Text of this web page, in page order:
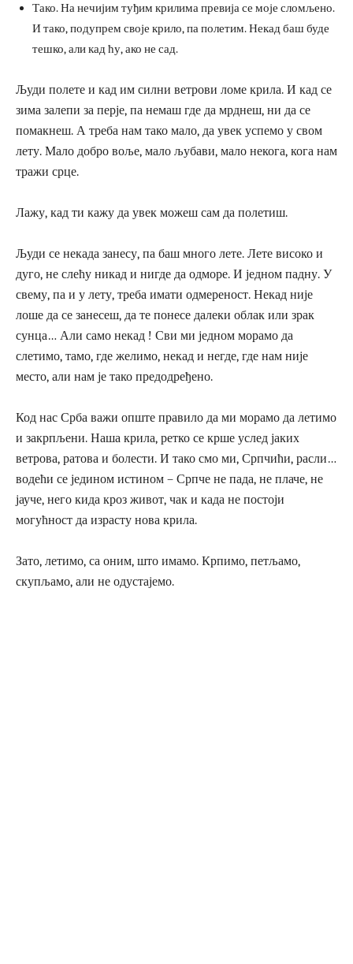
Тако. На нечијим туђим крилима превија се моје сломљено.
И тако, подупрем своје крило, па полетим. Некад баш буде
тешко, али кад ћу, ако не сад.
Људи полете и кад им силни ветрови ломе крила. И кад се
зима залепи за перје, па немаш где да мрднеш, ни да се
помакнеш. А треба нам тако мало, да увек успемо у свом
лету. Мало добро воље, мало љубави, мало некога, кога нам
тражи срце.
Лажу, кад ти кажу да увек можеш сам да полетиш.
Људи се некада занесу, па баш много лете. Лете високо и
дуго, не слећу никад и нигде да одморе. И једном падну. У
свему, па и у лету, треба имати одмереност. Некад није
лоше да се занесеш, да те понесе далеки облак или зрак
сунца… Али само некад ! Сви ми једном морамо да
слетимо, тамо, где желимо, некад и негде, где нам није
место, али нам је тако предодређено.
Код нас Срба важи опште правило да ми морамо да летимо
и закрпљени. Наша крила, ретко се крше услед јаких
ветрова, ратова и болести. И тако смо ми, Српчићи, расли…
водећи се једином истином – Српче не пада, не плаче, не
јауче, него кида кроз живот, чак и када не постоји
могућност да израсту нова крила.
Зато, летимо, са оним, што имамо. Крпимо, петљамо,
скупљамо, али не одустајемо.